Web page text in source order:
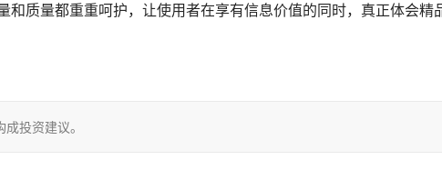
和质量都重重呵护，让使用者在享有信息价值的同时，真正体会精
投资建议。